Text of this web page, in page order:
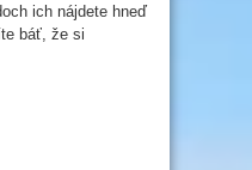
ich nájdete hneď
báť, že si